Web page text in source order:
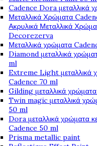
Cadence Dora μεταλλικά
Μεταλλικά Χρώματα
Ακρυλικά Μεταλλικά
Decorezerva
Μεταλλικά χρώματα
Diamond μεταλλικά
ml
Extreme Light μεταλλικά
Cadence 70 ml
Gilding μεταλλικά
Twin magic μεταλλικά
50 ml
Dora μεταλλικά χρώματα
Cadence 50 ml
Prisma metallic paint